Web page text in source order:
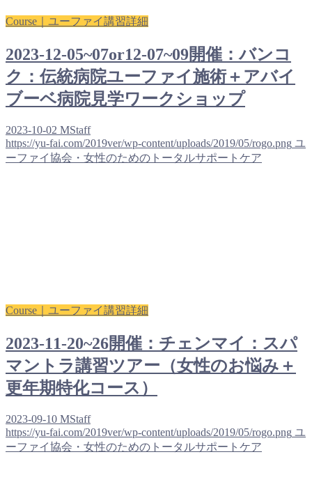
Course｜ユーファイ講習詳細
2023-12-05~07or12-07~09開催：バンコ
ク：伝統病院ユーファイ施術＋アバイ
ブーベ病院見学ワークショップ
2023-10-02 MStaff
https://yu-fai.com/2019ver/wp-content/uploads/2019/05/rogo.png ユ
ーファイ協会・女性のためのトータルサポートケア
Course｜ユーファイ講習詳細
2023-11-20~26開催：チェンマイ：スパ
マントラ講習ツアー（女性のお悩み＋
更年期特化コース）
2023-09-10 MStaff
https://yu-fai.com/2019ver/wp-content/uploads/2019/05/rogo.png ユ
ーファイ協会・女性のためのトータルサポートケア